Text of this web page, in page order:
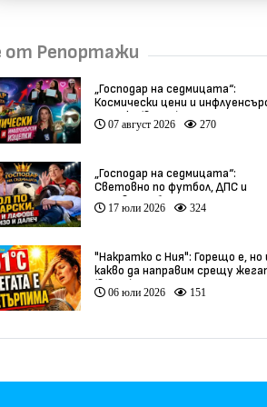
от Репортажи
„Господар на седмицата“:
Космически цени и
изцепки (видео)
07 август 2026 270
„Господар на седмицата“:
Световно по футбол, ДПС и
гафове от близо и далеч
17 юли 2026 324
"Накратко с Ния": Горещо е, но
какво да направим срещу
(видео)
06 юли 2026 151